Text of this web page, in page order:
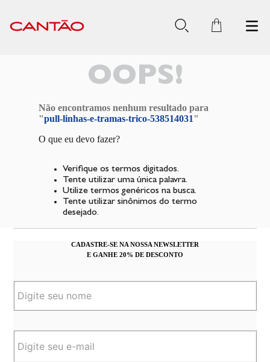
OOPS!
Não encontramos nenhum resultado para
"pull-linhas-e-tramas-trico-538514031 "
O que eu devo fazer?
Verifique os termos digitados.
Tente utilizar uma única palavra.
Utilize termos genéricos na busca.
Tente utilizar sinônimos do termo
desejado.
CADASTRE-SE NA NOSSA NEWSLETTER
E GANHE 20% DE DESCONTO